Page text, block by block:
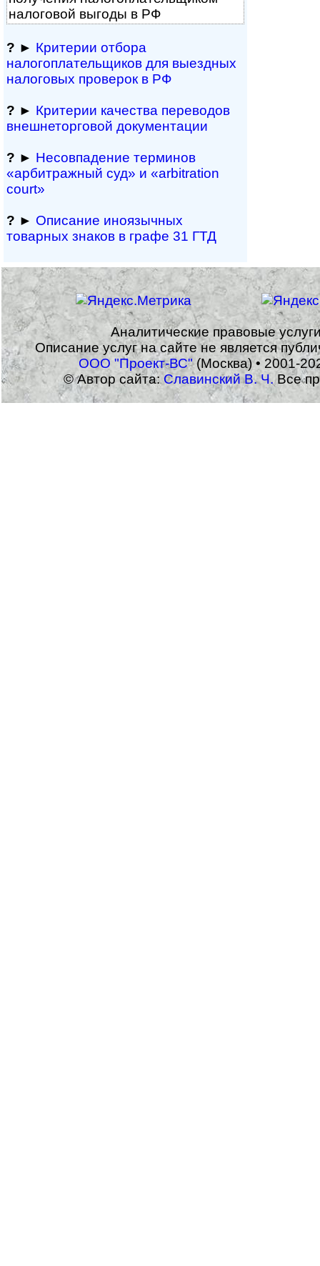
налоговой выгоды в РФ
? ► Критерии отбора
налогоплательщиков для выездных
налоговых проверок в РФ
? ► Критерии качества переводов
внешне­тор­го­вой документации
? ► Несовпадение терминов
«арбитражный суд» и «arbitration
court»
? ► Описание иноязычных
товарных знаков в графе 31 ГТД
Аналитические правовые
Описание услуг на сайте не является
ООО "Проект-ВС"(Москва) • 2001-
© Автор сайта:Славинский В. Ч.Все